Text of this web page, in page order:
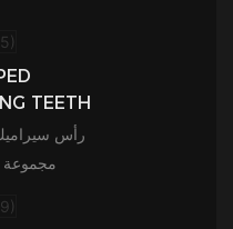
TEETH
رأس
مجموعة